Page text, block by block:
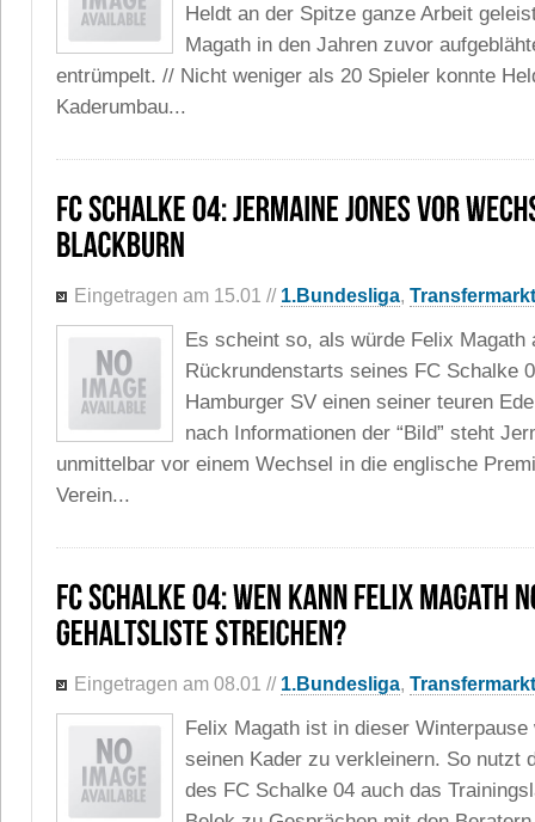
Heldt an der Spitze ganze Arbeit
Magath in den Jahren zuvor
entrümpelt. // Nicht weniger als 20 Spieler konnte
Kaderumbau...
Eingetragen am 15.01 // 1.Bundesliga, Transfermarkt
Es scheint so, als würde Felix Magath
Rückrundenstarts seines FC Schalke
Hamburger SV einen seiner teuren
nach Informationen der “Bild” steht
unmittelbar vor einem Wechsel in die englische
Verein...
Eingetragen am 08.01 // 1.Bundesliga, Transfermarkt
Felix Magath ist in dieser Winterpause
seinen Kader zu verkleinern. So nutzt
des FC Schalke 04 auch das